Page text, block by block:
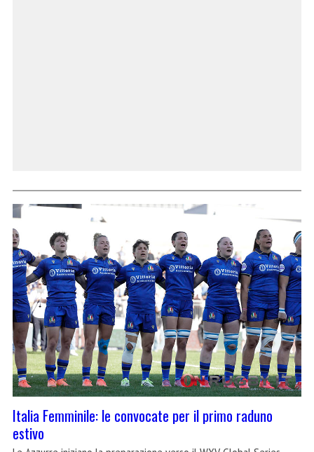
Italia Femminile: le convocate per il primo raduno
estivo